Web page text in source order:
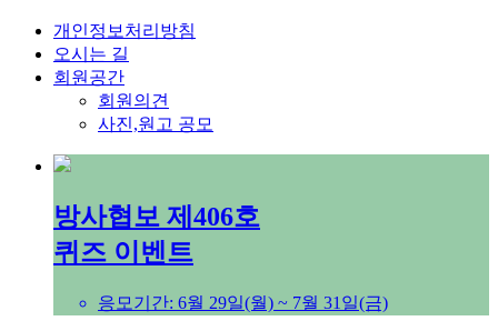
개인정보처리방침
오시는 길
회원공간
회원의견
사진,원고 공모
방사협보 제406호
퀴즈 이벤트
응모기간: 6월 29일(월) ~ 7월 31일(금)